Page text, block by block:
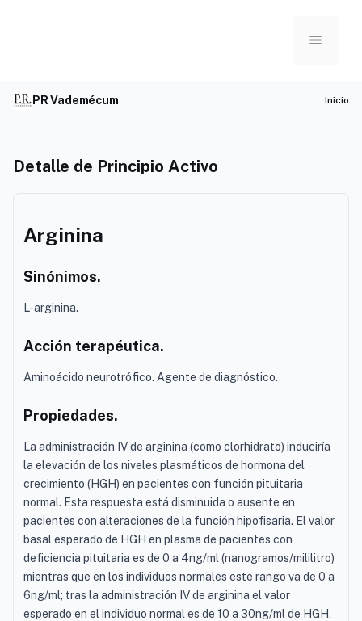
Menu
PR Vademécum Inicio
Detalle de Principio Activo
Arginina
Sinónimos.
L-arginina.
Acción terapéutica.
Aminoácido neurotrófico. Agente de diagnóstico.
Propiedades.
La administración IV de arginina (como clorhidrato) induciría
la elevación de los niveles plasmáticos de hormona del
crecimiento (HGH) en pacientes con función pituitaria
normal. Esta respuesta está disminuida o ausente en
pacientes con alteraciones de la función hipofisaria. El valor
basal esperado de HGH en plasma de pacientes con
deficiencia pituitaria es de 0 a 4ng/ml (nanogramos/mililitro)
mientras que en los individuos normales este rango va de 0 a
6ng/ml; tras la administración IV de arginina el valor
esperado en el individuo normal es de 10 a 30ng/ml de HGH,